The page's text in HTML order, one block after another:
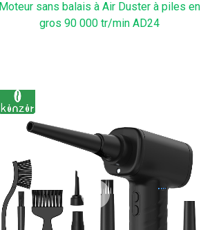
Moteur sans balais à Air Duster à piles en
gros 90 000 tr/min AD24